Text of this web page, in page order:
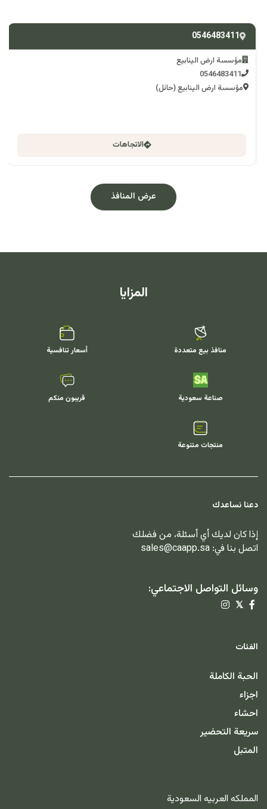
0546483411
مؤسسة ارض الينابيع
0546483411
مؤسسة ارض الينابيع (حائل)
الاتجاهات
عرض المنافذ
المزايا
منافذ بيع متعددة أسعار تنافسية
صناعة سعودية قريبون منكم
منتجات متنوعة
دعنا نساعدك
إذا كان لديك أي أسئلة، من فضلك
اتصل بنا في: sales@caapp.sa
وسائل التواصل الاجتماعي:
𝕏
الفئات
الحبة الكاملة
اجزاء
احشاء
سريعة التحضير
المتبل
المملكه العربيه السعودية